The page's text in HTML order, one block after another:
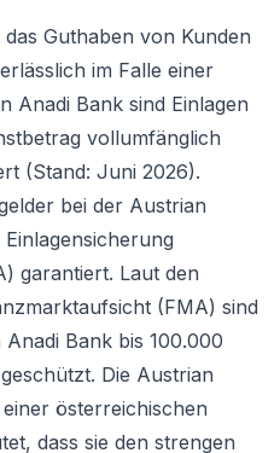
Guthaben von Kunden
im Falle einer
Anadi Bank sind Einlagen
vollumfänglich
(Stand: Juni 2026).
bei der Austrian
garantiert. Laut den
(FMA) sind
Bank bis 100.000
Die Austrian
österreichischen
dass sie den strengen